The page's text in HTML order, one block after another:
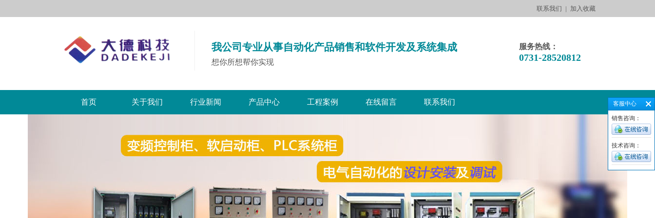
加入收藏
|
联系我们
我公司专业从事自动化产品销售和软件开发及系统集成
想你所想帮你实现
服务热线：
0731-28520812
首页 关于我们 行业新闻 产品中心 工程案例 在线留言 联系我们 客服中心
销售咨询：
技术咨询：